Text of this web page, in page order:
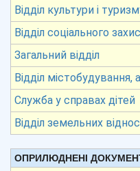
Відділ культури і
Відділ соціального
Загальний відділ
Відділ
Служба у справах дітей
Відділ земельних
ОПРИЛЮДНЕНІ